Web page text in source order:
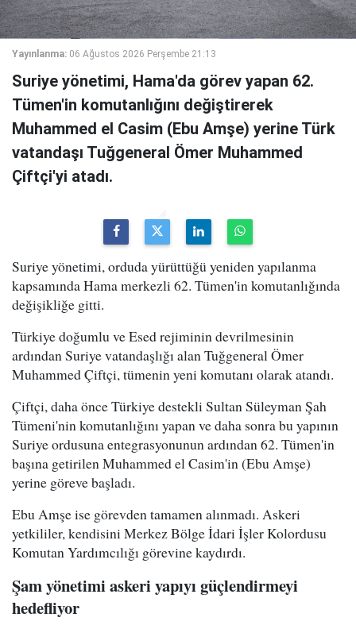
Yayınlanma: 06 Ağustos 2026 Perşembe 21:13
Suriye yönetimi, Hama'da görev yapan 62.
Tümen'in komutanlığını değiştirerek
Muhammed el Casim (Ebu Amşe) yerine Türk
vatandaşı Tuğgeneral Ömer Muhammed
Çiftçi'yi atadı.
Suriye yönetimi, orduda yürüttüğü yeniden yapılanma
kapsamında Hama merkezli 62. Tümen'in komutanlığında
değişikliğe gitti.
Türkiye doğumlu ve Esed rejiminin devrilmesinin
ardından Suriye vatandaşlığı alan Tuğgeneral Ömer
Muhammed Çiftçi, tümenin yeni komutanı olarak atandı.
Çiftçi, daha önce Türkiye destekli Sultan Süleyman Şah
Tümeni'nin komutanlığını yapan ve daha sonra bu yapının
Suriye ordusuna entegrasyonunun ardından 62. Tümen'in
başına getirilen Muhammed el Casim'in (Ebu Amşe)
yerine göreve başladı.
Ebu Amşe ise görevden tamamen alınmadı. Askeri
yetkililer, kendisini Merkez Bölge İdari İşler Kolordusu
Komutan Yardımcılığı görevine kaydırdı.
Şam yönetimi askeri yapıyı güçlendirmeyi
hedefliyor